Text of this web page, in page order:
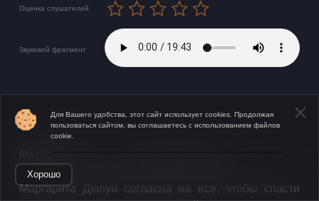
Оценка слушателей
Звуковой фрагмент
​Маргарита Дюпуи согласна на все, чтобы спасти
Для Вашего удобства, этот сайт использует cookies. Продолжая
пользоваться сайтом, вы соглашаетесь с использованием файлов
cookie.
Хорошо